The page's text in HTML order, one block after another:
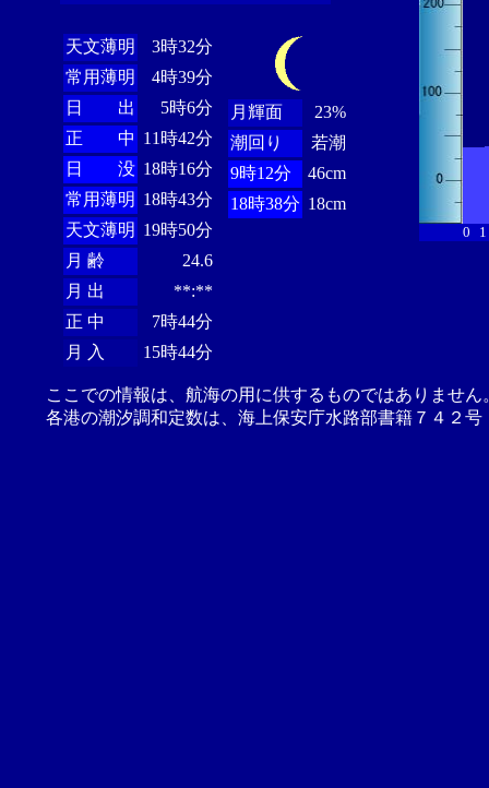
天文薄明
3時32分
常用薄明
4時39分
日 出
5時6分
正 中 11時42分
日 没 18時16分
常用薄明 18時43分
天文薄明 19時50分
月 齢
24.6
月 出
**:**
正 中
7時44分
月 入
15時44分
月輝面
23%
潮回り
若潮
9時12分
46cm
18時38分 18cm
0 1
ここでの情報は、航海の用に供するものではありませ
各港の潮汐調和定数は、海上保安庁水路部書籍７４２